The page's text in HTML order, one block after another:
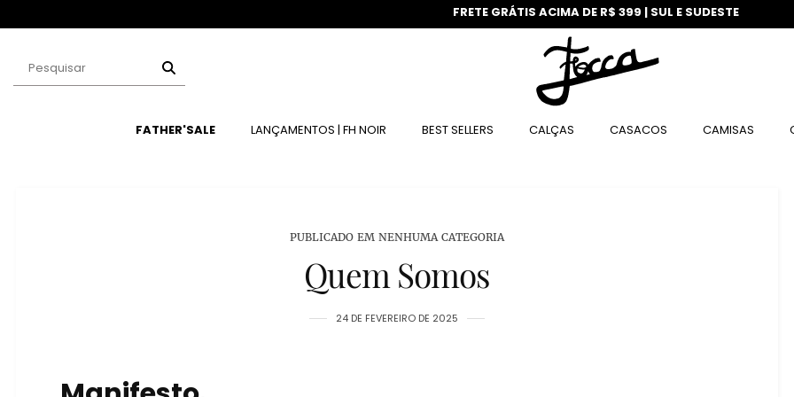
FRETE GRÁTIS ACIMA DE R$ 399 | SUL E SUDESTE
FATHER'SALE LANÇAMENTOS | FH NOIR BEST SELLERS CALÇAS CASACOS CAMISAS
PUBLICADO EM NENHUMA CATEGORIA
Quem Somos
24 DE FEVEREIRO DE 2025